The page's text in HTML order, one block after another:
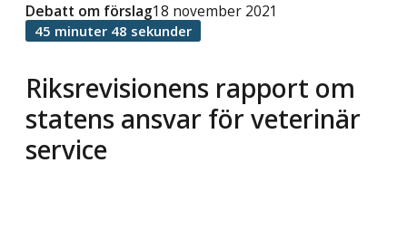
Riksrevisionens rapport om
statens ansvar för veterinär
service
Debatt om förslag18 november 2021
45 minuter 48 sekunder